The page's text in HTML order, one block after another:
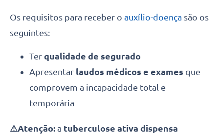
Os requisitos para receber o auxílio-doença são os
seguintes:
Ter qualidade de segurado
Apresentar laudos médicos e exames que
comprovem a incapacidade total e
temporária
⚠Atenção: a tuberculose ativa dispensa